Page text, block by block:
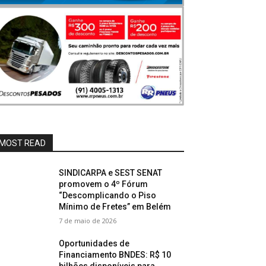
READ
SINDICARPA e SEST SENAT
promovem o 4º Fórum
“Descomplicando o Piso
Mínimo de Fretes” em Belém
7 de maio de 2026
Oportunidades de
Financiamento BNDES: R$ 10